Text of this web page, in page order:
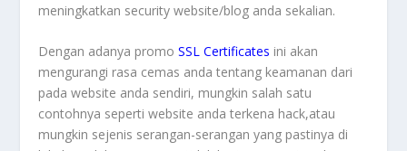
meningkatkan security website/blog anda sekalian.
Dengan adanya promoSSL Certificates ini akan
mengurangi rasa cemas anda tentang keamanan dari
pada website anda sendiri, mungkin salah satu
contohnya seperti website anda terkena hack,atau
mungkin sejenis serangan-serangan yang pastinya di